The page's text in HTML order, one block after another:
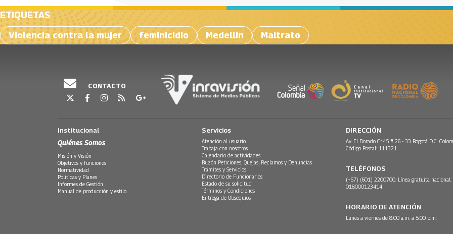
ETIQUETAS
Violencia contra la mujer
feminicidio Medellin Maltrato
CONTACTO
Institucional
Quiénes Somos
Misión y Visión
Objetivos y funciones
Normatividad
Políticas y Planes
Informes de Gestión
Manual de producción y estilo
Servicios
Atención al usuario
Trabaja con nosotros
Calendario de actividades
Buzón Peticiones, Quejas, Reclamos y Denuncias
Trámites y Servicios
Directorio de Funcionarios
Estado de su solicitud
Términos y Condiciones
Entrega de Obsequios
DIRECCIÓN
Av. El Dorado Cr.45 # 26 - 33 Bogotá D.C.
Código Postal: 111321
TELÉFONOS
(+57) (601) 2200700. Línea gratuita nacional:
018000123414
HORARIO DE ATENCIÓN
Lunes a viernes de 8:00 a.m. a 5:00 p.m.